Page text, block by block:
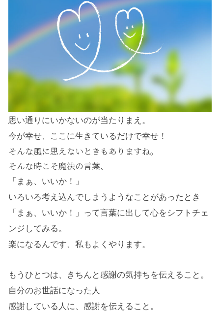
思い通りにいかないのが当たりまえ。
今が幸せ、ここに生きているだけで幸せ！
そんな風に思えないときもありますね。
そんな時こそ魔法の言葉、
「まぁ、いいか！」
いろいろ考え込んでしまうようなことがあったとき
「まぁ、いいか！」って言葉に出して心をシフトチェ
ンジしてみる。
楽になるんです、私もよくやります。
もうひとつは、きちんと感謝の気持ちを伝えること。
自分のお世話になった人
感謝している人に、感謝を伝えること。